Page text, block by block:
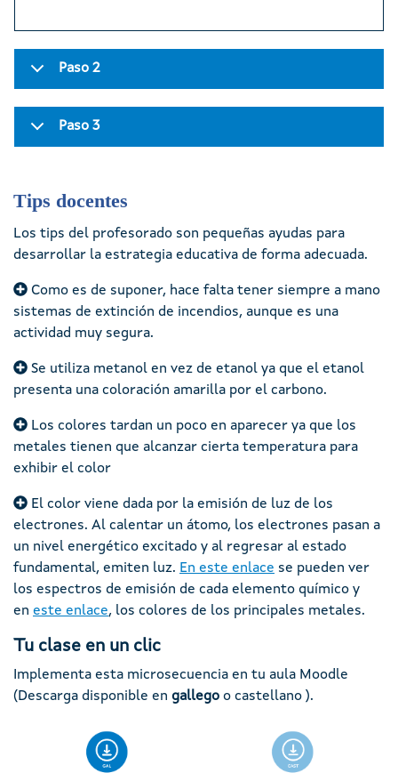
Paso 2
Paso 3
Tips docentes
Los tips del profesorado son pequeñas ayudas para
desarrollar la estrategia educativa de forma adecuada.
Como es de suponer, hace falta tener siempre a mano
sistemas de extinción de incendios, aunque es una
actividad muy segura.
Se utiliza metanol en vez de etanol ya que el etanol
presenta una coloración amarilla por el carbono.
Los colores tardan un poco en aparecer ya que los
metales tienen que alcanzar cierta temperatura para
exhibir el color
El color viene dada por la emisión de luz de los
electrones. Al calentar un átomo, los electrones pasan a
un nivel energético excitado y al regresar al estado
fundamental, emiten luz. En este enlace se pueden ver
los espectros de emisión de cada elemento químico y
en este enlace, los colores de los principales metales.
Tu clase en un clic
Implementa esta microsecuencia en tu aula Moodle
(Descarga disponible en gallego o castellano ).
Imaxe Imaxe